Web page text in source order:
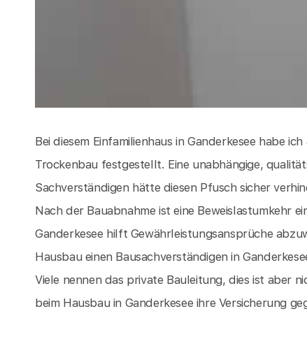
Bei diesem Einfamilienhaus in Ganderkesee habe
Trockenbau festgestellt. Eine unabhängige,
Sachverständigen hätte diesen Pfusch sicher
Nach der Bauabnahme ist eine Beweislastumkehr
Ganderkesee hilft Gewährleistungsansprüche
Hausbau einen Bausachverständigen in
Viele nennen das private Bauleitung, dies ist aber
beim Hausbau in Ganderkesee ihre Versicherung